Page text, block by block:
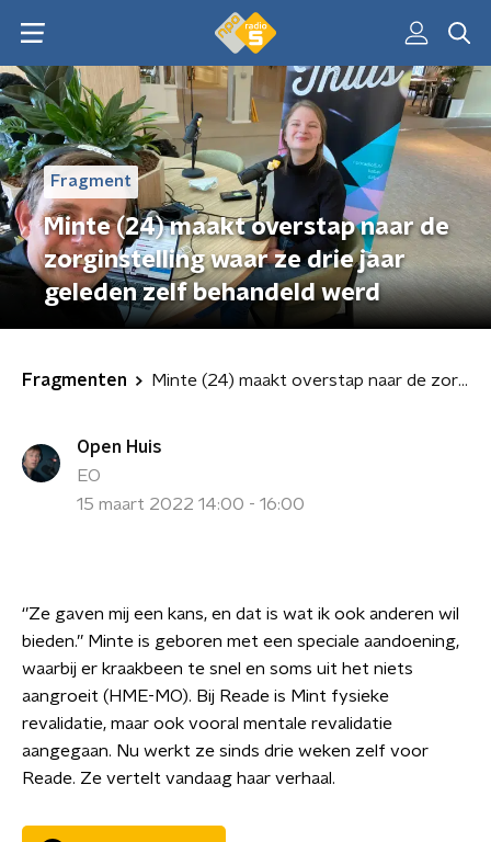
Fragment
Minte (24) maakt overstap naar de
zorginstelling waar ze drie jaar
geleden zelf behandeld werd
Fragmenten Minte (24) maakt overstap naar de zorginstelling waar ze drie jaar geleden zelf behandeld werd
Open Huis
EO
15 maart 2022 14:00 - 16:00
‘’Ze gaven mij een kans, en dat is wat ik ook anderen wil
bieden.’’ Minte is geboren met een speciale aandoening,
waarbij er kraakbeen te snel en soms uit het niets
aangroeit (HME-MO). Bij Reade is Mint fysieke
revalidatie, maar ook vooral mentale revalidatie
aangegaan. Nu werkt ze sinds drie weken zelf voor
Reade. Ze vertelt vandaag haar verhaal.